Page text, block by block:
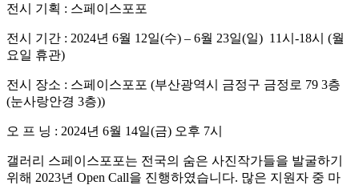
전시 기획 : 스페이스포포
전시 기간 : 2024년 6월 12일(수) – 6월 23일(일) 11시-18시 (월
요일 휴관)
전시 장소 : 스페이스포포 (부산광역시 금정구 금정로 79 3층
(눈사랑안경 3층))
오 프 닝 : 2024년 6월 14일(금) 오후 7시
갤러리 스페이스포포는 전국의 숨은 사진작가들을 발굴하기
위해 2023년 Open Call을 진행하였습니다. 많은 지원자 중 마